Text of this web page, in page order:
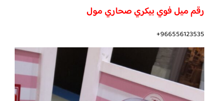
رقم ميل فوي بيكري صحاري مول
966556123535+